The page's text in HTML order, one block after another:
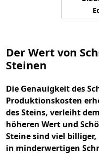
Der Wert von
Steinen
Die Genauigkeit des
Produktionskosten
des Steins, verleiht
höheren Wert und
Steine ​​sind viel
in minderwertigen